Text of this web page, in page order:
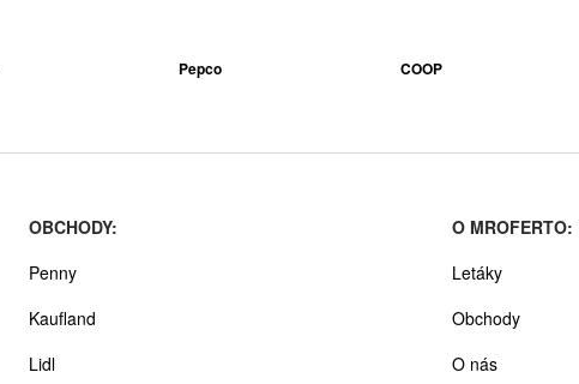
Pepco COOP
OBCHODY:
Penny
Kaufland
Lidl
O MROFERTO:
Letáky
Obchody
O nás